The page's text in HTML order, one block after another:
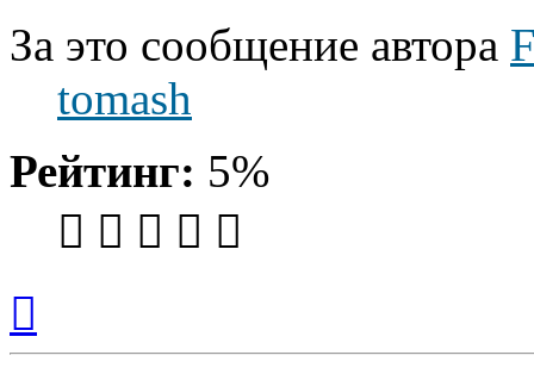
За это сообщение автора
tomash
Рейтинг: 5%
началу